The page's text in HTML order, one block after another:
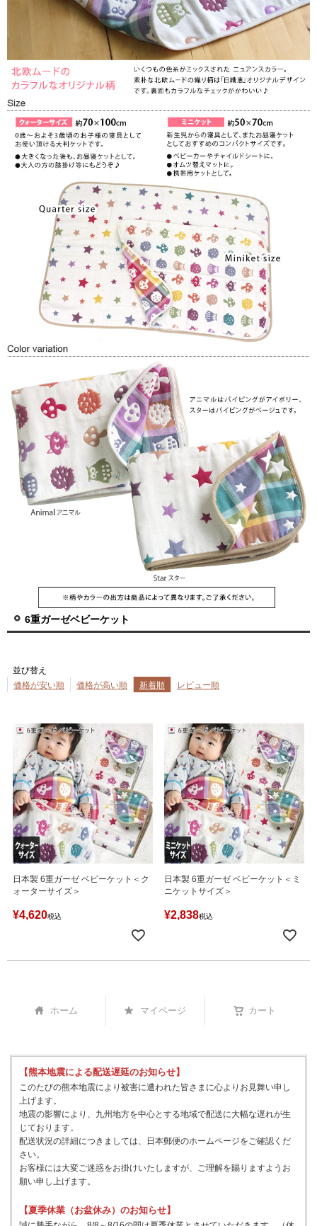
6重ガーゼベビーケット
並び替え
価格が安い順
価格が高い順 新着順 レビュー順
日本製 6重ガーゼ ベビーケット＜ク
ォーターサイズ＞
¥4,620税込
日本製 6重ガーゼ ベビーケット＜ミ
ニケットサイズ＞
¥2,838税込
ホーム マイページ カート
【熊本地震による配送遅延のお知らせ】
このたびの熊本地震により被害に遭われた皆さまに心よりお見舞い申し
上げます。
地震の影響により、九州地方を中心とする地域で配送に大幅な遅れが生
じております。
配送状況の詳細につきましては、日本郵便のホームページをご確認くだ
さい。
お客様には大変ご迷惑をお掛けいたしますが、ご理解を賜りますようお
願い申し上げます。
【夏季休業（お盆休み）のお知らせ】